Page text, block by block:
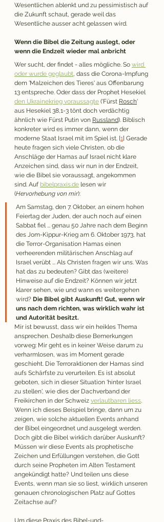
Wesentlichen ablenkt und zu pessimistisch auf
die Zukunft schaut, gerade weil das
Wesentliche ausser acht gelassen wird.
Wenn die Bibel die Zeitung auslegt, oder
wenn die Endzeit wieder mal anbricht
Wer sucht, der findet - alles mögliche. So wird
oder wurde geglaubt, dass die Corona-Impfung
dem 'Malzeichen des Tieres' aus Offenbarung
13 entspreche. Oder dass der Prophet Hesekiel
den Ukrainekrieg voraussagte ('Fürst Rosch'
aus Hesekiel 38,1-3 tönt doch verdächtig
ähnlich wie Fürst Putin von Russland). Biblisch
konkreter wird es immer dann, wenn der
moderne Staat Israel mit im Spiel ist. [1] Gerade
heute fragen sich viele Christen, ob die
Anschläge der Hamas auf Israel nicht klare
Anzeichen sind, dass wir nun in der Endzeit,
wie die Bibel sie voraussagt, angekommen
sind. Auf bibelpraxis.de lesen wir
(Hervorhebung von mir):
Am Samstag, den 7. Oktober, an einem hohen
Feiertag der Juden, der auch noch auf einen
Sabbat fiel ... genau 50 Jahre nach dem Beginn
des Jom-Kippur-Krieg am 6. Oktober 1973, hat
die Terror-Organisation Hamas einen
verheerenden militärischen Anschlag auf
Israel verübt ... Als Christen fragen wir uns. Was
hat das zu bedeuten? Gibt das (weitere)
Hinweise auf die Endzeit? Können wir jetzt
klarer sehen, wie und wann es weitergehen
wird? Die Bibel gibt Auskunft! Gut, wenn wir
uns nach dem richten, was wirklich wahr ist
und Autorität besitzt.
Mir ist bewusst, dass wir ein heikles Thema
ansprechen. Deshalb diese Bemerkungen
vorweg: Mir geht es in keiner Weise darum zu
verharmlosen, was im Moment gerade
geschieht. Die Terroraktionen der Hamas sind
aufs Schärfste zu verurteilen. Es ist absolut
geboten, sich in dieser Situation 'hinter Israel
zu stellen', wie dies der Dachverband der
Freikirchen in der Schweiz verlautbaren liess.
Wenn ich dieses Beispiel bringe, dann um zu
zeigen, wie solche aktuellen Events anhand
der Bibel eingeordnet und ausgelegt werden.
Doch gibt die Bibel wirklich darüber Auskunft?
Müssen wir diese Events als prophetische
Zeichen und Erfüllungen verstehen, die Gott
durch seine Propheten im Alten Testament
angekündigt hatte? Und teilen uns diese
Events, wenn man sie so liest, wirklich unseren
genauen chronologischen Platz auf Gottes
Zeitachse auf?
Um diese Praxis des Bibel-und-